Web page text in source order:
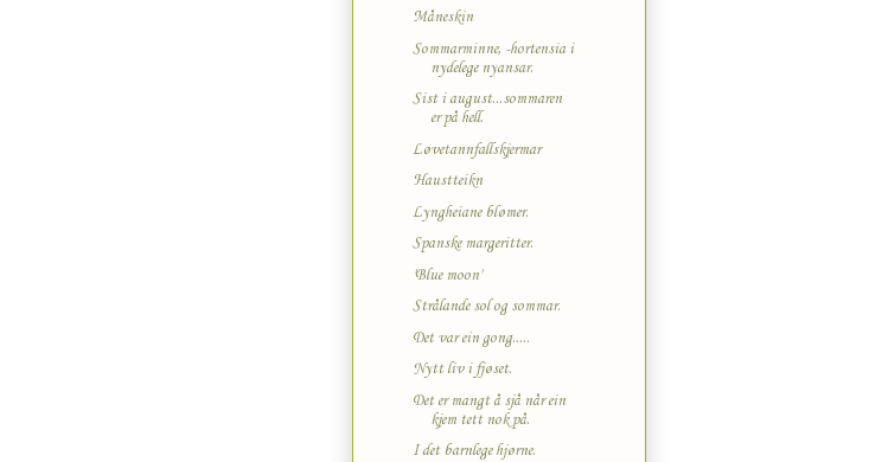
Måneskin
Sommarminne, -hortensia i
nydelege nyansar.
Sist i august...sommaren
er på hell.
Løvetannfallskjermar
Haustteikn
Lyngheiane blømer.
Spanske margeritter.
'Blue moon'
Strålande sol og sommar.
Det var ein gong.....
Nytt liv i fjøset.
Det er mangt å sjå når ein
kjem tett nok på.
I det barnlege hjørne.